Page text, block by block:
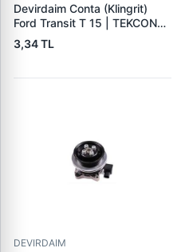
Devirdaim Conta (Klingrit)
Ford Transit T 15 | TEKCONTA
T102014
3,34 TL
DEVIRDAIM